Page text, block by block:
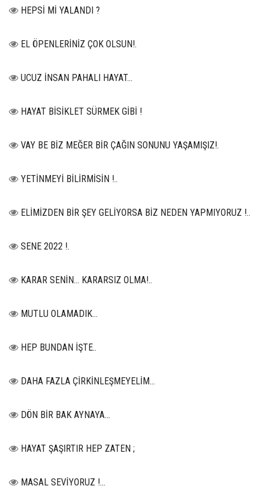
HEPSİ Mİ YALANDI ?
EL ÖPENLERİNİZ ÇOK OLSUN!.
UCUZ İNSAN PAHALI HAYAT…
HAYAT BİSİKLET SÜRMEK GİBİ !
VAY BE BİZ MEĞER BİR ÇAĞIN SONUNU YAŞAMIŞIZ!.
YETİNMEYİ BİLİRMİSİN !..
ELİMİZDEN BİR ŞEY GELİYORSA BİZ NEDEN YAPMIYORUZ !..
SENE 2022 !.
KARAR SENİN… KARARSIZ OLMA!..
MUTLU OLAMADIK…
HEP BUNDAN İŞTE..
DAHA FAZLA ÇİRKİNLEŞMEYELİM…
DÖN BİR BAK AYNAYA...
HAYAT ŞAŞIRTIR HEP ZATEN ;
MASAL SEVİYORUZ !...